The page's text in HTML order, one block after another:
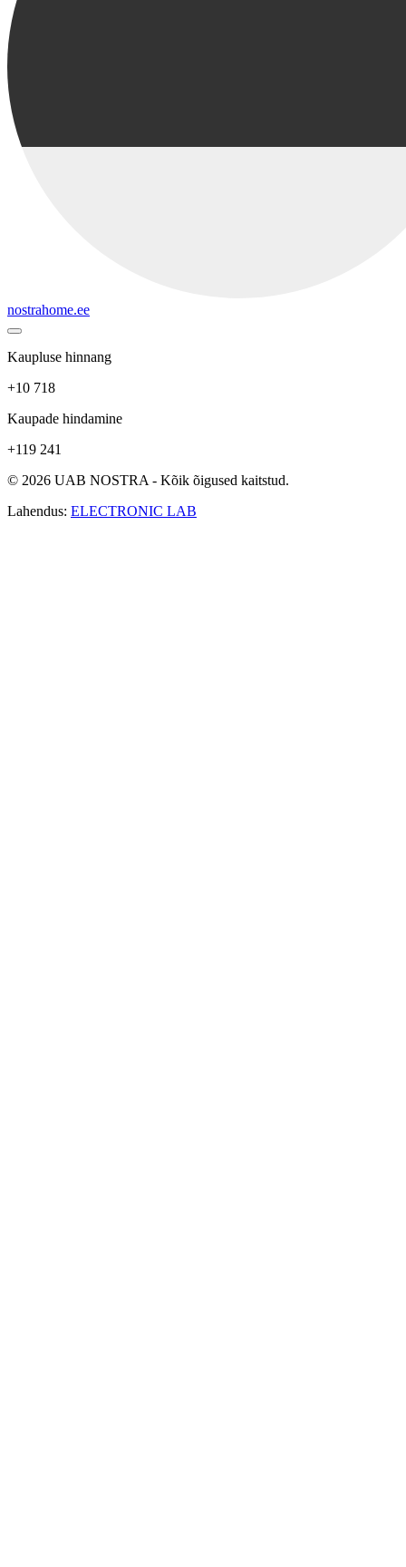
nostrahome.ee
Kaupluse hinnang
+10 718
Kaupade hindamine
+119 241
© 2026 UAB NOSTRA - Kõik õigused kaitstud.
Lahendus: ELECTRONIC LAB